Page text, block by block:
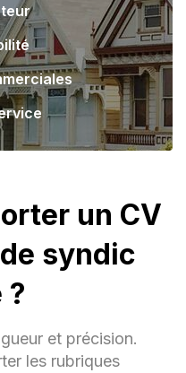
un CV
syndic
?
et précision.
les rubriques